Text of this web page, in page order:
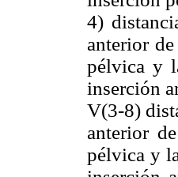
4)
anterior
pélvica y
inserción
V(3-8)
anterior
pélvica y